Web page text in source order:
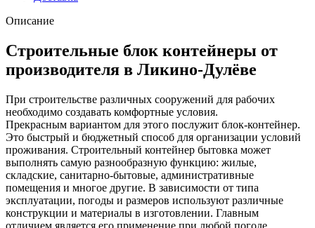
Описание
Строительные блок контейнеры от
производителя в Ликино-Дулёве
При строительстве различных сооружений для рабочих
необходимо создавать комфортные условия.
Прекрасным вариантом для этого послужит блок-контейнер.
Это быстрый и бюджетный способ для организации условий
проживания. Строительный контейнер бытовка может
выполнять самую разнообразную функцию: жилые,
складские, санитарно-бытовые, административные
помещения и многое другие. В зависимости от типа
эксплуатации, погоды и размеров используют различные
конструкции и материалы в изготовлении. Главным
отличием является его применение при любой погоде.